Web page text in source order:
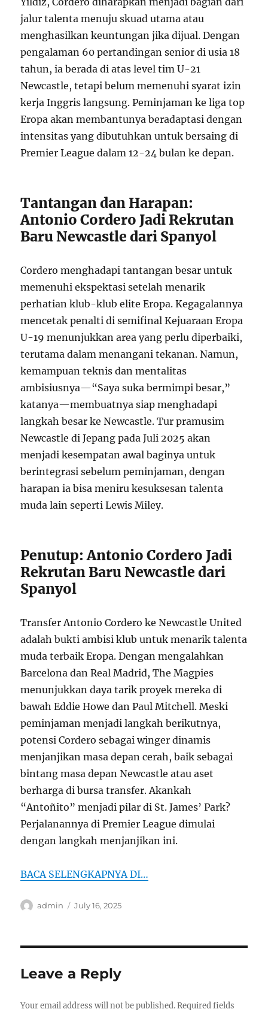
jalur talenta menuju skuad utama atau
menghasilkan keuntungan jika dijual. Dengan
pengalaman 60 pertandingan senior di usia 18
tahun, ia berada di atas level tim U-21
Newcastle, tetapi belum memenuhi syarat izin
kerja Inggris langsung. Peminjaman ke liga top
Eropa akan membantunya beradaptasi dengan
intensitas yang dibutuhkan untuk bersaing di
Premier League dalam 12-24 bulan ke depan.
Tantangan dan Harapan:
Antonio Cordero Jadi Rekrutan
Baru Newcastle dari Spanyol
Cordero menghadapi tantangan besar untuk
memenuhi ekspektasi setelah menarik
perhatian klub-klub elite Eropa. Kegagalannya
mencetak penalti di semifinal Kejuaraan Eropa
U-19 menunjukkan area yang perlu diperbaiki,
terutama dalam menangani tekanan. Namun,
kemampuan teknis dan mentalitas
ambisiusnya—“Saya suka bermimpi besar,”
katanya—membuatnya siap menghadapi
langkah besar ke Newcastle. Tur pramusim
Newcastle di Jepang pada Juli 2025 akan
menjadi kesempatan awal baginya untuk
berintegrasi sebelum peminjaman, dengan
harapan ia bisa meniru kesuksesan talenta
muda lain seperti Lewis Miley.
Penutup: Antonio Cordero Jadi
Rekrutan Baru Newcastle dari
Spanyol
Transfer Antonio Cordero ke Newcastle United
adalah bukti ambisi klub untuk menarik talenta
muda terbaik Eropa. Dengan mengalahkan
Barcelona dan Real Madrid, The Magpies
menunjukkan daya tarik proyek mereka di
bawah Eddie Howe dan Paul Mitchell. Meski
peminjaman menjadi langkah berikutnya,
potensi Cordero sebagai winger dinamis
menjanjikan masa depan cerah, baik sebagai
bintang masa depan Newcastle atau aset
berharga di bursa transfer. Akankah
“Antoñito” menjadi pilar di St. James’ Park?
Perjalanannya di Premier League dimulai
dengan langkah menjanjikan ini.
BACA SELENGKAPNYA DI…
Author
admin
Posted
July 16, 2025
Leave a Reply
Your email address will not be published. Required fields